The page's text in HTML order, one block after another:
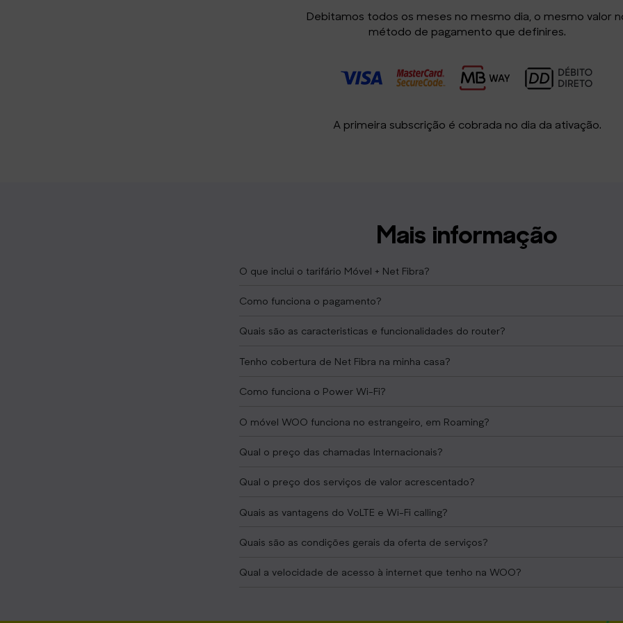
Debitamos todos os meses no mesmo dia, o mesmo valor
método de pagamento que definires.
A primeira subscrição é cobrada no dia da ativação.
Mais informação
O que inclui o tarifário Móvel + Net Fibra?
Como funciona o pagamento?
Quais são as caracteristicas e funcionalidades do router?
Tenho cobertura de Net Fibra na minha casa?
Como funciona o Power Wi-Fi?
O móvel WOO funciona no estrangeiro, em Roaming?
Qual o preço das chamadas Internacionais?
Qual o preço dos serviços de valor acrescentado?
Quais as vantagens do VoLTE e Wi-Fi calling?
Quais são as condições gerais da oferta de serviços?
Qual a velocidade de acesso à internet que tenho na WOO?